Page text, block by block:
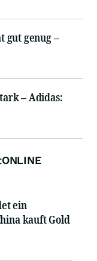
gut genug –
– Adidas:
ein
kauft Gold